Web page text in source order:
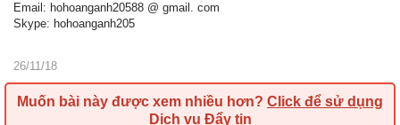
Email: hohoanganh20588 @ gmail. com
Skype: hohoanganh205
26/11/18
Muốn bài này được xem nhiều hơn? Click để sử dụng
Dịch vụ Đẩy tin